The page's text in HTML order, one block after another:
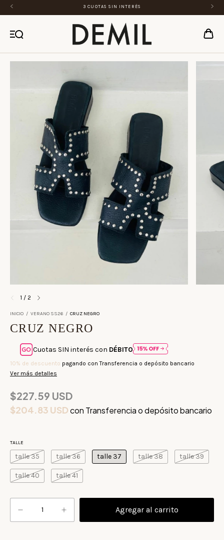
3 CUOTAS SIN INTERÉS
1 / 2
INICIO / VERANO SS26 / CRUZ NEGRO
CRUZ NEGRO
$227.59 USD
$204.83 USDcon Transferencia o depósito bancario
Cuotas SIN interés con DÉBITO
10% de descuento pagando con Transferencia o depósito bancario
Ver más detalles
TALLE
talle 35 talle 36 talle 37 talle 38 talle 39
talle 40 talle 41